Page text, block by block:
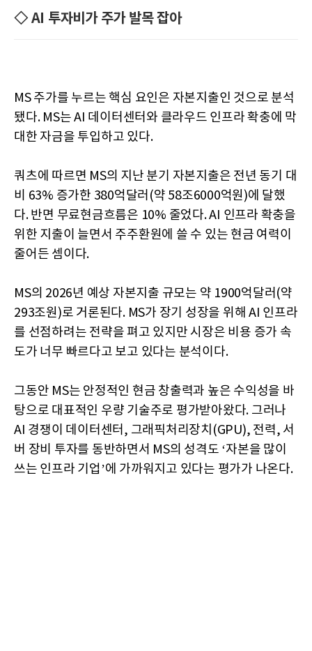
◇ AI 투자비가 주가 발목 잡아
MS 주가를 누르는 핵심 요인은 자본지출인 것으로 분석
됐다. MS는 AI 데이터센터와 클라우드 인프라 확충에 막
대한 자금을 투입하고 있다.
쿼츠에 따르면 MS의 지난 분기 자본지출은 전년 동기 대
비 63% 증가한 380억달러(약 58조6000억원)에 달했
다. 반면 무료현금흐름은 10% 줄었다. AI 인프라 확충을
위한 지출이 늘면서 주주환원에 쓸 수 있는 현금 여력이
줄어든 셈이다.
MS의 2026년 예상 자본지출 규모는 약 1900억달러(약
293조원)로 거론된다. MS가 장기 성장을 위해 AI 인프라
를 선점하려는 전략을 펴고 있지만 시장은 비용 증가 속
도가 너무 빠르다고 보고 있다는 분석이다.
그동안 MS는 안정적인 현금 창출력과 높은 수익성을 바
탕으로 대표적인 우량 기술주로 평가받아왔다. 그러나
AI 경쟁이 데이터센터, 그래픽처리장치(GPU), 전력, 서
버 장비 투자를 동반하면서 MS의 성격도 ‘자본을 많이
쓰는 인프라 기업’에 가까워지고 있다는 평가가 나온다.